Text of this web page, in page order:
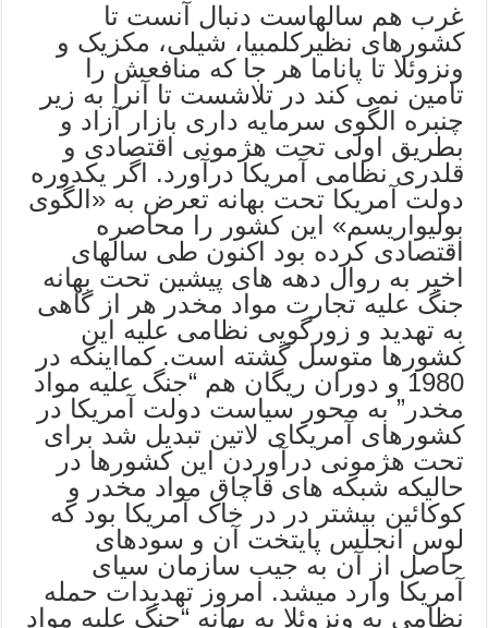
غرب هم سالهاست دنبال آنست تا
کشورهای نظیرکلمبیا، شیلی، مکزیک و
ونزوئلا تا پاناما هر جا که منافعش را
تامین نمی کند در تلاشست تا آنرا به زیر
چنبره الگوی سرمایه داری بازار آزاد و
بطریق اولی تحت هژمونی اقتصادی و
قلدری نظامی آمریکا درآورد. اگر یکدوره
دولت آمریکا تحت بهانه تعرض به «الگوی
بولیواریسم» این کشور را محاصره
اقتصادی کرده بود اکنون طی سالهای
اخیر به روال دهه های پیشین تحت بهانه
جنگ علیه تجارت مواد مخدر هر از گاهی
به تهدید و زورگویی نظامی علیه این
کشورها متوسل گشته است. کمااینکه در
1980 و دوران ریگان هم “جنگ علیه مواد
مخدر” به محور سیاست دولت آمریکا در
کشورهای آمریکای لاتین تبدیل شد برای
تحت هژمونی درآوردن این کشورها در
حالیکه شبکه های قاچاق مواد مخدر و
کوکائین بیشتر در در خاک آمریکا بود که
لوس انجلس پایتخت آن و سودهای
حاصل از آن به جیب سازمان سیای
آمریکا وارد میشد. امروز تهدیدات حمله
نظامی به ونزوئلا به بهانه “جنگ علیه مواد